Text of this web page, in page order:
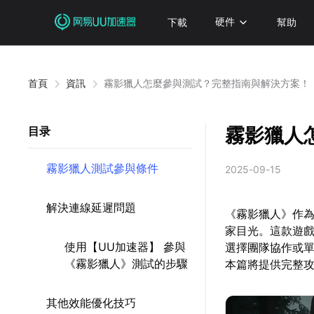
下載 硬件 幫助
首頁 資訊 霧影獵人怎麼參與測試？完整指南與解決方案！
目录
霧影獵人測試參與條件
解決連線延遲問題
使用【UU加速器】 參與
《霧影獵人》測試的步驟
其他效能優化技巧
霧影獵人
2025-09-15
《霧影獵人》作
家目光。這款遊
選擇團隊協作或
本篇將提供完整